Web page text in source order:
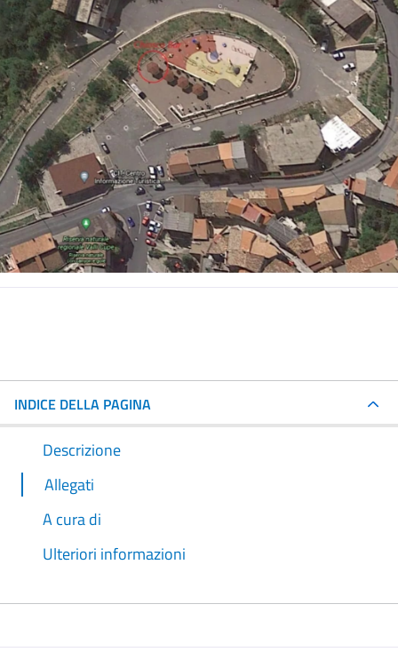
INDICE DELLA PAGINA
Descrizione
Allegati
A cura di
Ulteriori informazioni